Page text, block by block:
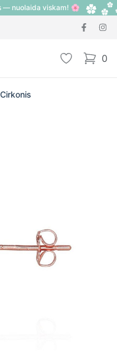
— nuolaida viskam! 🌸
0
items
Cirkonis